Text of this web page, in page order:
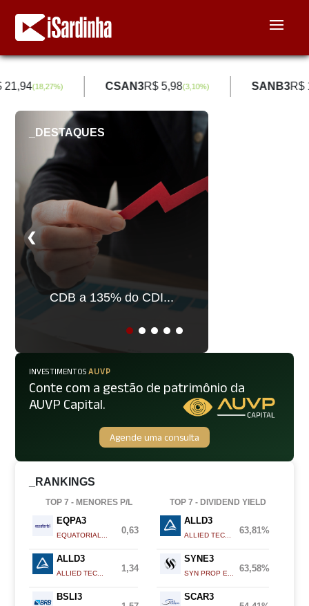
(18,27%) CSAN3R$ 5,98(3,10%) SANB3R$
_DESTAQUES
CDB a 135% do CDI...
❮
INVESTIMENTOSAUVP
Conte com a gestão de patrimônio da
AUVP Capital.
Agende uma consulta
_RANKINGS
TOP 7 - MENORES P/L
EQPA3
EQUATORIAL... 0,63
ALLD3
ALLIED TEC... 1,34
BSLI3
TOP 7 - DIVIDEND YIELD
ALLD3
ALLIED TEC... 63,81%
SYNE3
SYN PROP E... 63,58%
SCAR3